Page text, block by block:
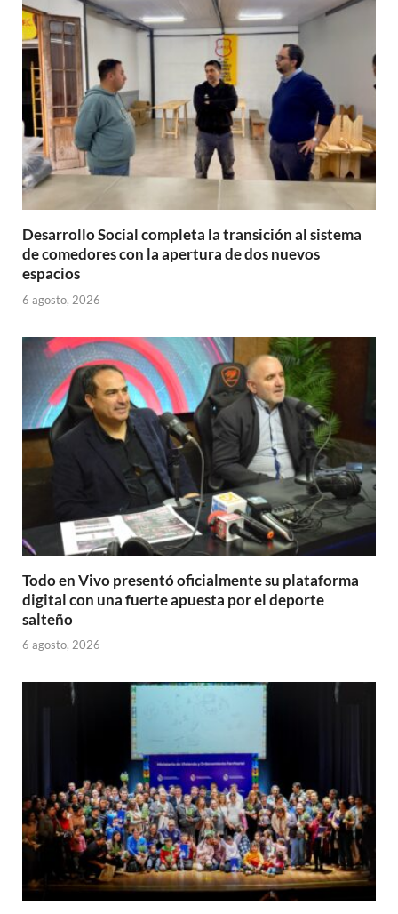
p
p
o
ti
r
Desarrollo Social completa la transición al sistema
de comedores con la apertura de dos nuevos
espacios
6 agosto, 2026
Todo en Vivo presentó oficialmente su plataforma
digital con una fuerte apuesta por el deporte
salteño
6 agosto, 2026